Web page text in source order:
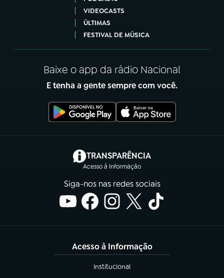
VIDEOCASTS
ÚLTIMAS
FESTIVAL DE MÚSICA
Baixe o app da rádio Nacional
E tenha a gente sempre com você.
TRANSPARÊNCIA
Acesso à Informação
(abre em nova aba)
Siga-nos nas redes sociais
Acesso à Informação
Institucional
(abre em nova aba)